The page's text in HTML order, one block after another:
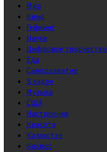
Мир
Кино
Гейминг
Наука
Цифровое творчество
Еда
Саморазвитие
В кадре
Музыка
США
Настроение
Красота
Казахстан
Космос